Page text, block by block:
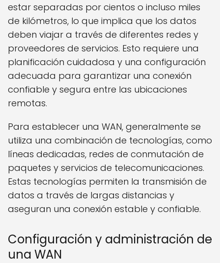
estar separadas por cientos o incluso miles
de kilómetros, lo que implica que los datos
deben viajar a través de diferentes redes y
proveedores de servicios. Esto requiere una
planificación cuidadosa y una configuración
adecuada para garantizar una conexión
confiable y segura entre las ubicaciones
remotas.
Para establecer una WAN, generalmente se
utiliza una combinación de tecnologías, como
líneas dedicadas, redes de conmutación de
paquetes y servicios de telecomunicaciones.
Estas tecnologías permiten la transmisión de
datos a través de largas distancias y
aseguran una conexión estable y confiable.
Configuración y administración de
una WAN